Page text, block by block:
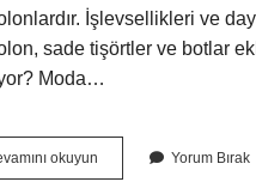
İşlevsellikleri ve
sade tişörtler ve botlar
Moda…
okuyun
Paçaya
Yorum Bırak